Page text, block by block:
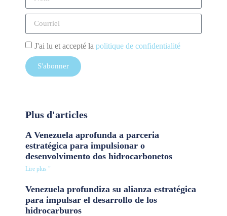
J'ai lu et accepté la politique de confidentialité
S'abonner
Plus d'articles
A Venezuela aprofunda a parceria
estratégica para impulsionar o
desenvolvimento dos hidrocarbonetos
Lire plus "
Venezuela profundiza su alianza estratégica
para impulsar el desarrollo de los
hidrocarburos